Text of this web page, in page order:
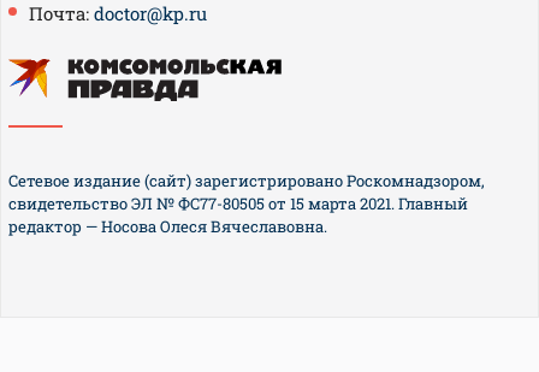
Почта: doctor@kp.ru
Сетевое издание (сайт) зарегистрировано Роскомнадзором,
свидетельство ЭЛ № ФС77-80505 от 15 марта 2021. Главный
редактор — Носова Олеся Вячеславовна.